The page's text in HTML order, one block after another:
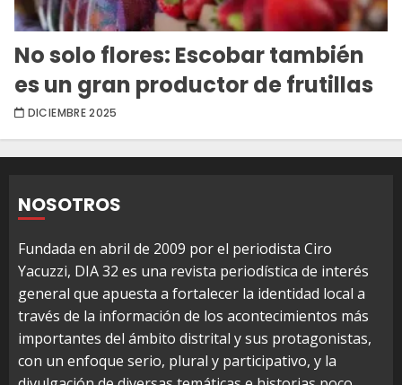
No solo flores: Escobar también
es un gran productor de frutillas
DICIEMBRE 2025
NOSOTROS
Fundada en abril de 2009 por el periodista Ciro
Yacuzzi, DIA 32 es una revista periodística de interés
general que apuesta a fortalecer la identidad local a
través de la información de los acontecimientos más
importantes del ámbito distrital y sus protagonistas,
con un enfoque serio, plural y participativo, y la